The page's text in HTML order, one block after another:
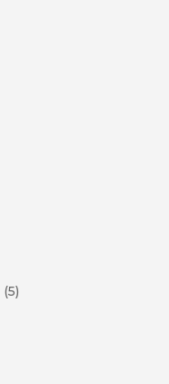
(5)